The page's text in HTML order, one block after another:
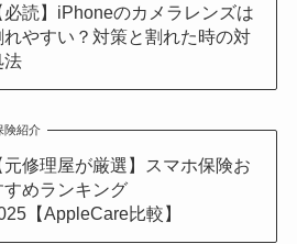
必読】iPhoneのカメラレンズは
れやすい？対策と割れた時の対
法
険紹介
元修理屋が厳選】スマホ保険お
すめランキング
【AppleCare比較】